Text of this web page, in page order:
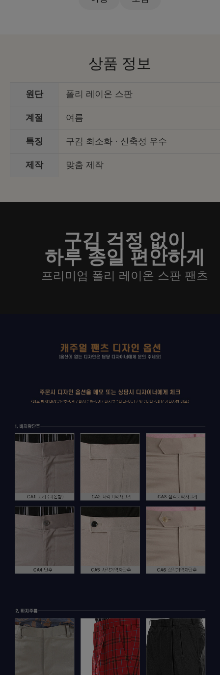
상품 정보
원단 폴리 레이온 스판
계절 여름
특징 구김 최소화 · 신축성 우수
제작 맞춤 제작
구김 걱정 없이
하루 종일 편안하게
프리미엄 폴리 레이온 스판 팬츠